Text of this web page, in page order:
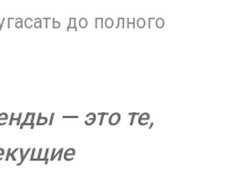
до полного
— это те,